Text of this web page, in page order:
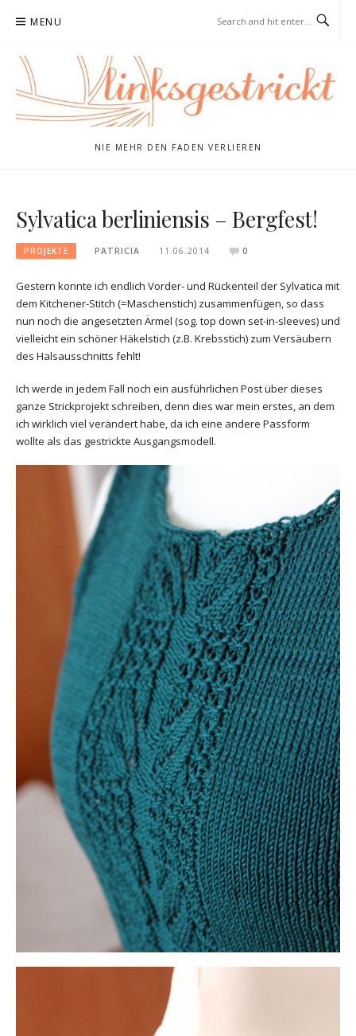
MENU
NIE MEHR DEN FADEN VERLIEREN
Sylvatica berliniensis – Bergfest!
PROJEKTE PATRICIA 11.06.2014 0
Gestern konnte ich endlich Vorder- und Rückenteil der Sylvatica mit
dem Kitchener-Stitch (=Maschenstich) zusammenfügen, so dass
nun noch die angesetzten Ärmel (sog. top down set-in-sleeves) und
vielleicht ein schöner Häkelstich (z.B. Krebsstich) zum Versäubern
des Halsausschnitts fehlt!
Ich werde in jedem Fall noch ein ausführlichen Post über dieses
ganze Strickprojekt schreiben, denn dies war mein erstes, an dem
ich wirklich viel verändert habe, da ich eine andere Passform
wollte als das gestrickte Ausgangsmodell.